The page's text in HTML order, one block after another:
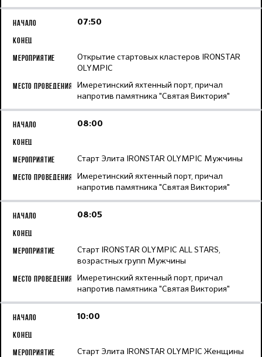
07:50
Открытие стартовых кластеров IRONSTAR
OLYMPIC
Имеретинский яхтенный порт, причал
напротив памятника "Святая Виктория"
08:00
Старт Элита IRONSTAR OLYMPIC Мужчины
Имеретинский яхтенный порт, причал
напротив памятника "Святая Виктория"
08:05
Старт IRONSTAR OLYMPIC ALL STARS,
возрастных групп Мужчины
Имеретинский яхтенный порт, причал
напротив памятника "Святая Виктория"
10:00
Старт Элита IRONSTAR OLYMPIC Женщины